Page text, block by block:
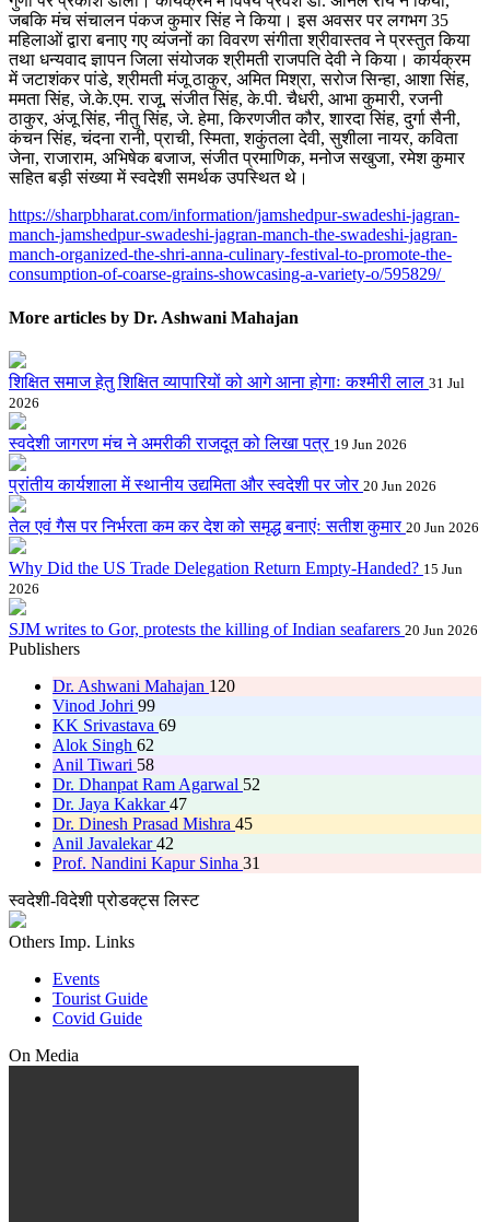
जबकि मंच संचालन पंकज कुमार सिंह ने किया। इस अवसर पर लगभग 35
महिलाओं द्वारा बनाए गए व्यंजनों का विवरण संगीता श्रीवास्तव ने प्रस्तुत किया
तथा धन्यवाद ज्ञापन जिला संयोजक श्रीमती राजपति देवी ने किया। कार्यक्रम
में जटाशंकर पांडे, श्रीमती मंजू ठाकुर, अमित मिश्रा, सरोज सिन्हा, आशा सिंह,
ममता सिंह, जे.के.एम. राजू, संजीत सिंह, के.पी. चैधरी, आभा कुमारी, रजनी
ठाकुर, अंजू सिंह, नीतु सिंह, जे. हेमा, किरणजीत कौर, शारदा सिंह, दुर्गा सैनी,
कंचन सिंह, चंदना रानी, प्राची, स्मिता, शकुंतला देवी, सुशीला नायर, कविता
जेना, राजाराम, अभिषेक बजाज, संजीत प्रमाणिक, मनोज सखुजा, रमेश कुमार
सहित बड़ी संख्या में स्वदेशी समर्थक उपस्थित थे।
https://sharpbharat.com/information/jamshedpur-swadeshi-jagran-
manch-jamshedpur-swadeshi-jagran-manch-the-swadeshi-jagran-
manch-organized-the-shri-anna-culinary-festival-to-promote-the-
consumption-of-coarse-grains-showcasing-a-variety-o/595829/
More articles by Dr. Ashwani Mahajan
शिक्षित समाज हेतु शिक्षित व्यापारियों को आगे आना होगाः कश्मीरी लाल 31 Jul
2026
स्वदेशी जागरण मंच ने अमरीकी राजदूत को लिखा पत्र 19 Jun 2026
प्रांतीय कार्यशाला में स्थानीय उद्यमिता और स्वदेशी पर जोर 20 Jun 2026
तेल एवं गैस पर निर्भरता कम कर देश को समृद्ध बनाएंः सतीश कुमार 20 Jun 2026
Why Did the US Trade Delegation Return Empty-Handed? 15 Jun
2026
SJM writes to Gor, protests the killing of Indian seafarers 20 Jun 2026
Publishers
Dr. Ashwani Mahajan 120
Vinod Johri 99
KK Srivastava 69
Alok Singh 62
Anil Tiwari 58
Dr. Dhanpat Ram Agarwal 52
Dr. Jaya Kakkar47
Dr. Dinesh Prasad Mishra 45
Anil Javalekar42
Prof. Nandini Kapur Sinha 31
स्वदेशी-विदेशी प्रोडक्ट्स लिस्ट
Others Imp. Links
Events
Tourist Guide
Covid Guide
On Media